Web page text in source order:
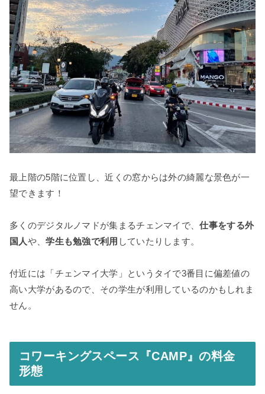
最上階の5階に位置し、近くの窓からは外の綺麗な景色が一
望できます！
多くのデジタルノマドが集まるチェンマイで、仕事をする外
国人や、学生も勉強で利用 していたりします。
付近には「チェンマイ大学」というタイで3番目に偏差値の
高い大学があるので、その学生が利用しているのかもしれま
せん。
コワーキングスペース『CAMP』の料金
形態